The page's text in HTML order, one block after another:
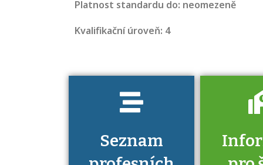
Platnost standardu do: neomezeně
Kvalifikační úroveň: 4
Seznam
jaké dovednosti
musíte pro danou
kvalifikaci